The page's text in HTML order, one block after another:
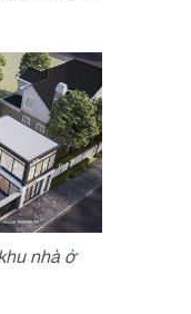
nhà ở